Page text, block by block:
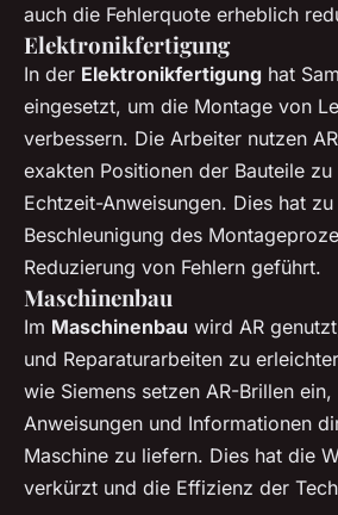
auch die Fehlerquote erheblich
Elektronikfertigung
In der Elektronikfertigung hat
eingesetzt, um die Montage von
verbessern. Die Arbeiter nutzen
exakten Positionen der Bauteile
Echtzeit-Anweisungen. Dies hat
Beschleunigung des
Reduzierung von Fehlern geführt.
Maschinenbau
Im Maschinenbau wird AR
und Reparaturarbeiten zu
wie Siemens setzen AR-Brillen
Anweisungen und Informationen
Maschine zu liefern. Dies hat die
verkürzt und die Effizienz der